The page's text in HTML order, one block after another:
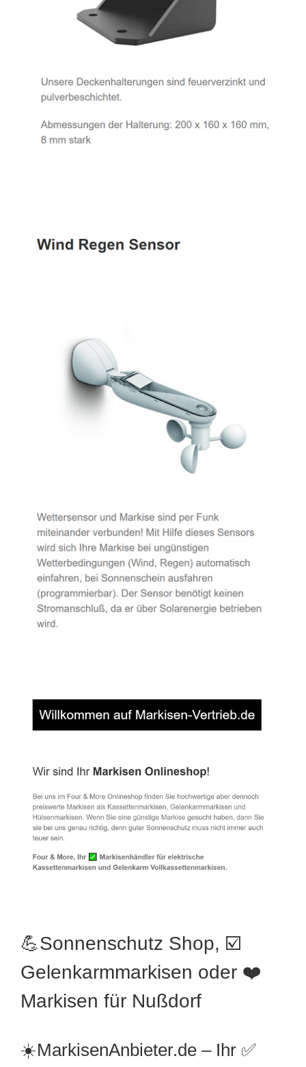
💪Sonnenschutz Shop, ☑️
Gelenkarmmarkisen oder ❤️
Markisen für Nußdorf
☀️MarkisenAnbieter.de – Ihr ✅